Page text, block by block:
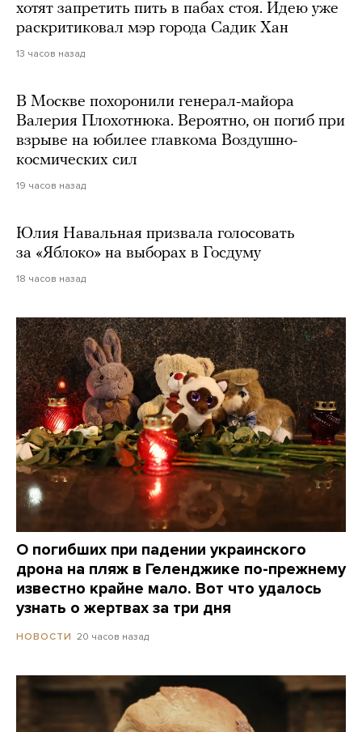
хотят запретить пить в пабах стоя. Идею уже
раскритиковал мэр города Садик Хан
13 часов назад
В Москве похоронили генерал-майора
Валерия Плохотнюка. Вероятно, он погиб при
взрыве на юбилее главкома Воздушно-
космических сил
19 часов назад
Юлия Навальная призвала голосовать
за «Яблоко» на выборах в Госдуму
18 часов назад
О погибших при падении украинского
дрона на пляж в Геленджике по-прежнему
известно крайне мало. Вот что удалось
узнать о жертвах за три дня
НОВОСТИ 20 часов назад